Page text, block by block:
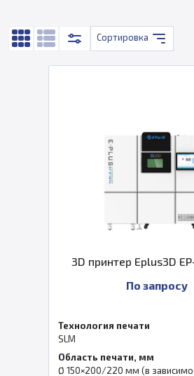
Сортировка
3D принтер Eplus3D
По запросу
Технология печати
SLM
Область печати, мм
Ø 150×200/220 мм (в